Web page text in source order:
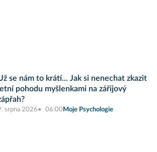
se nám to krátí... Jak si nenechat zkazit
letní pohodu myšlenkami na zářijový
srpna 2026 06:00 Moje Psychologie